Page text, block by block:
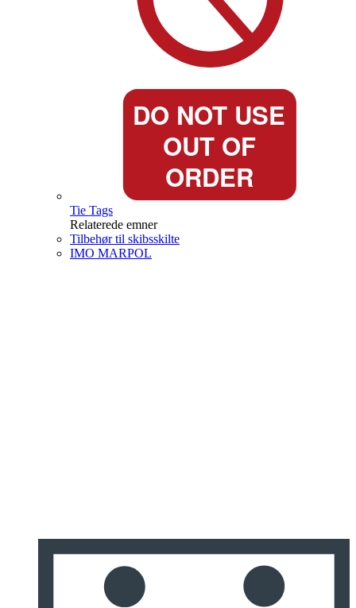
Tie Tags
Relaterede emner
Tilbehør til skibsskilte
IMO MARPOL